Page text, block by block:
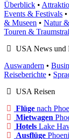
Überblick •
Events & Festivals •
& Museen • Natur
Touren &
USA News und
Auswandern •
Reiseberichte •
USA Reisen
Flüge nach
Mietwagen
Hotels Lake
Ausflüge